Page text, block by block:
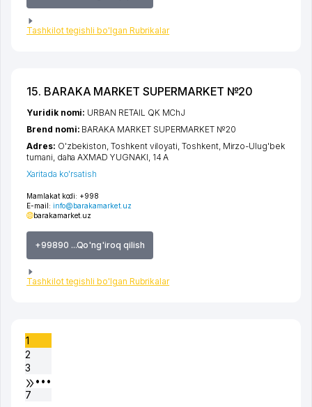
Tashkilot tegishli bo'lgan Rubrikalar
15. BARAKA MARKET SUPERMARKET №20
Mamlakat kodi: +998
E-mail: info@barakamarket.uz
barakamarket.uz
+99890 ...Qo'ng'iroq qilish
Tashkilot tegishli bo'lgan Rubrikalar
Yuridik nomi: URBAN RETAIL QK MChJ
Brend nomi: BARAKA MARKET SUPERMARKET №20
Adres: O'zbekiston,Toshkent viloyati ,Toshkent, Mirzo-Ulug'bek
tumani daha AXMAD YUGNAKI , 14 A
Xaritada ko'rsatish
1
2
3
•••
7